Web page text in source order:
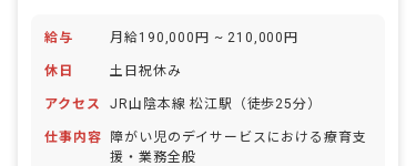
給与 月給190,000円 ~ 210,000円
休日 土日祝休み
アクセス JR山陰本線 松江駅（徒歩25分）
仕事内容
障がい児のデイサービスにおける療育支
援・業務全般